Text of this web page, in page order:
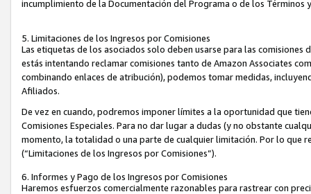
incumplimiento de la Documentación del Programa o de los Términos
5. Limitaciones de los Ingresos por Comisiones
Las etiquetas de los asociados solo deben usarse para las
estás intentando reclamar comisiones tanto de Amazon Associates
combinando enlaces de atribución), podemos tomar medidas,
Afiliados.
De vez en cuando, podremos imponer límites a la oportunidad que
Comisiones Especiales. Para no dar lugar a dudas (y no obstante
momento, la totalidad o una parte de cualquier limitación. Por lo que
(“Limitaciones de los Ingresos por Comisiones”).
6. Informes y Pago de los Ingresos por Comisiones
Haremos esfuerzos comercialmente razonables para rastrear con